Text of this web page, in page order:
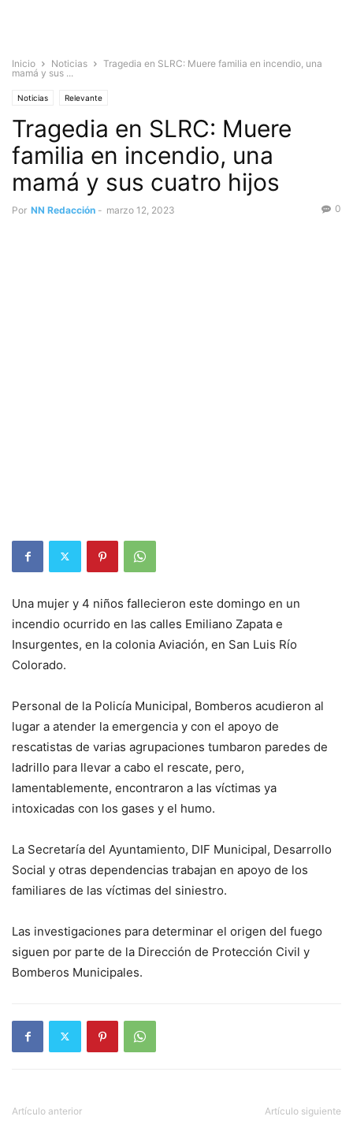
Inicio Noticias
Tragedia en SLRC: Muere familia en incendio, una
mamá y sus ...
Noticias Relevante
Tragedia en SLRC: Muere
familia en incendio, una
mamá y sus cuatro hijos
Por NN Redacción - marzo 12, 2023 0
Una mujer y 4 niños fallecieron este domingo en un
incendio ocurrido en las calles Emiliano Zapata e
Insurgentes, en la colonia Aviación, en San Luis Río
Colorado.
Personal de la Policía Municipal, Bomberos acudieron al
lugar a atender la emergencia y con el apoyo de
rescatistas de varias agrupaciones tumbaron paredes de
ladrillo para llevar a cabo el rescate, pero,
lamentablemente, encontraron a las víctimas ya
intoxicadas con los gases y el humo.
La Secretaría del Ayuntamiento, DIF Municipal, Desarrollo
Social y otras dependencias trabajan en apoyo de los
familiares de las víctimas del siniestro.
Las investigaciones para determinar el origen del fuego
siguen por parte de la Dirección de Protección Civil y
Bomberos Municipales.
Artículo anterior Artículo siguiente